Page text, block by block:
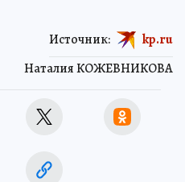
Наталия КОЖЕВНИКОВА
Источник: kp.ru